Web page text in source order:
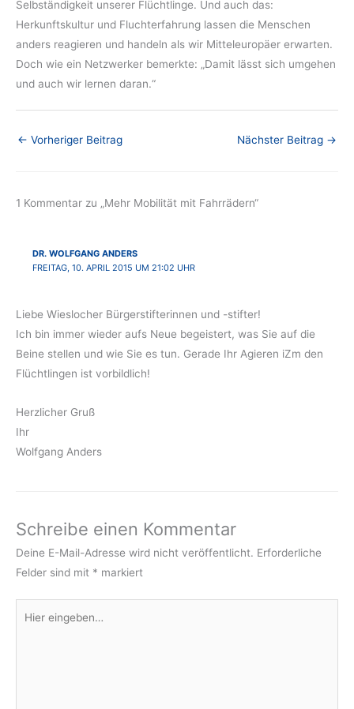
Selbständigkeit unserer Flüchtlinge. Und auch das:
Herkunftskultur und Fluchterfahrung lassen die Menschen
anders reagieren und handeln als wir Mitteleuropäer erwarten.
Doch wie ein Netzwerker bemerkte: „Damit lässt sich umgehen
und auch wir lernen daran.“
← Vorheriger Beitrag Nächster Beitrag →
1 Kommentar zu „Mehr Mobilität mit Fahrrädern“
DR. WOLFGANG ANDERS
FREITAG, 10. APRIL 2015 UM 21:02 UHR
Liebe Wieslocher Bürgerstifterinnen und -stifter!
Ich bin immer wieder aufs Neue begeistert, was Sie auf die
Beine stellen und wie Sie es tun. Gerade Ihr Agieren iZm den
Flüchtlingen ist vorbildlich!
Herzlicher Gruß
Ihr
Wolfgang Anders
Schreibe einen Kommentar
Deine E-Mail-Adresse wird nicht veröffentlicht. Erforderliche
Felder sind mit * markiert
eingeben…